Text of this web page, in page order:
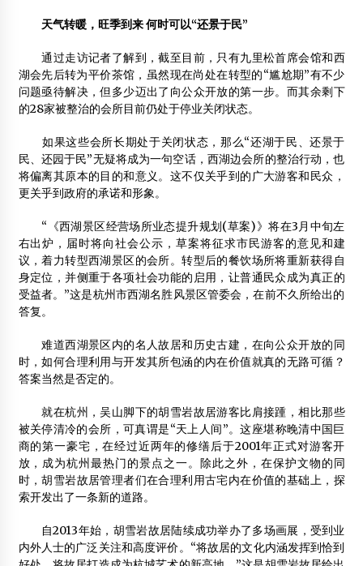
天气转暖，旺季到来 何时可以“还景于民”
通过走访记者了解到，截至目前，只有九里松首席会馆和西
湖会先后转为平价茶馆，虽然现在尚处在转型的“尴尬期”有不少
问题亟待解决，但多少迈出了向公众开放的第一步。而其余剩下
的28家被整治的会所目前仍处于停业关闭状态。
如果这些会所长期处于关闭状态，那么“还湖于民、还景于
民、还园于民”无疑将成为一句空话，西湖边会所的整治行动，也
将偏离其原本的目的和意义。这不仅关乎到的广大游客和民众，
更关乎到政府的承诺和形象。
“《西湖景区经营场所业态提升规划(草案)》将在3月中旬左
右出炉，届时将向社会公示，草案将征求市民游客的意见和建
议，着力转型西湖景区的会所。转型后的餐饮场所将重新获得自
身定位，并侧重于各项社会功能的启用，让普通民众成为真正的
受益者。”这是杭州市西湖名胜风景区管委会，在前不久所给出的
答复。
难道西湖景区内的名人故居和历史古建，在向公众开放的同
时，如何合理利用与开发其所包涵的内在价值就真的无路可循？
答案当然是否定的。
就在杭州，吴山脚下的胡雪岩故居游客比肩接踵，相比那些
被关停清冷的会所，可真谓是“天上人间”。这座堪称晚清中国巨
商的第一豪宅，在经过近两年的修缮后于2001年正式对游客开
放，成为杭州最热门的景点之一。除此之外，在保护文物的同
时，胡雪岩故居管理者们在合理利用古宅内在价值的基础上，探
索开发出了一条新的道路。
自2013年始，胡雪岩故居陆续成功举办了多场画展，受到业
内外人士的广泛关注和高度评价。“将故居的文化内涵发挥到恰到